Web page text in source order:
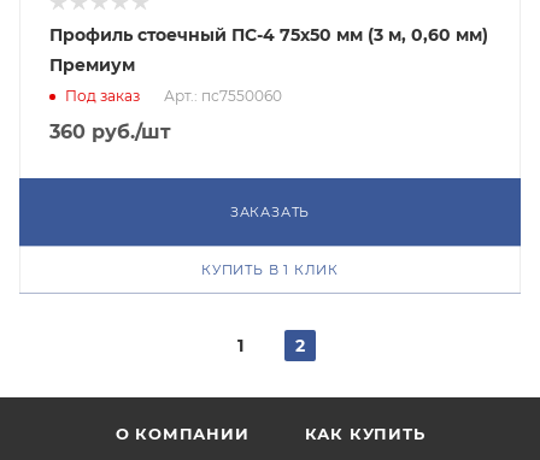
Профиль стоечный ПС-4 75х50 мм (3 м, 0,60 мм)
Премиум
Под заказ Арт.: пс7550060
360 руб./шт
ЗАКАЗАТЬ
КУПИТЬ В 1 КЛИК
1 2
О КОМПАНИИ КАК КУПИТЬ